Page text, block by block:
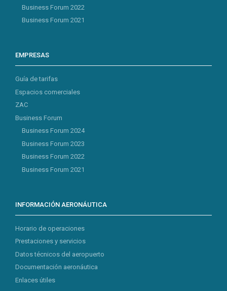
Business Forum 2022
Business Forum 2021
EMPRESAS
Guía de tarifas
Espacios comerciales
ZAC
Business Forum
Business Forum 2024
Business Forum 2023
Business Forum 2022
Business Forum 2021
INFORMACIÓN AERONÁUTICA
Horario de operaciones
Prestaciones y servicios
Datos técnicos del aeropuerto
Documentación aeronáutica
Enlaces útiles